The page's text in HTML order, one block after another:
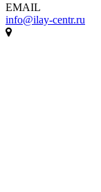
EMAIL
info@ilay-centr.ru